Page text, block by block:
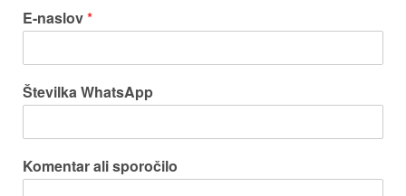
E-naslov*
Številka WhatsApp
Komentar ali sporočilo